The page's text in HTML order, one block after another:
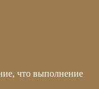
что выполнение